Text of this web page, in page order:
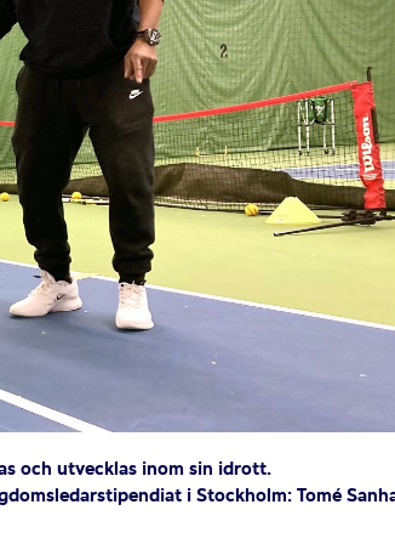
och utvecklas inom sin idrott.
i Stockholm: Tomé